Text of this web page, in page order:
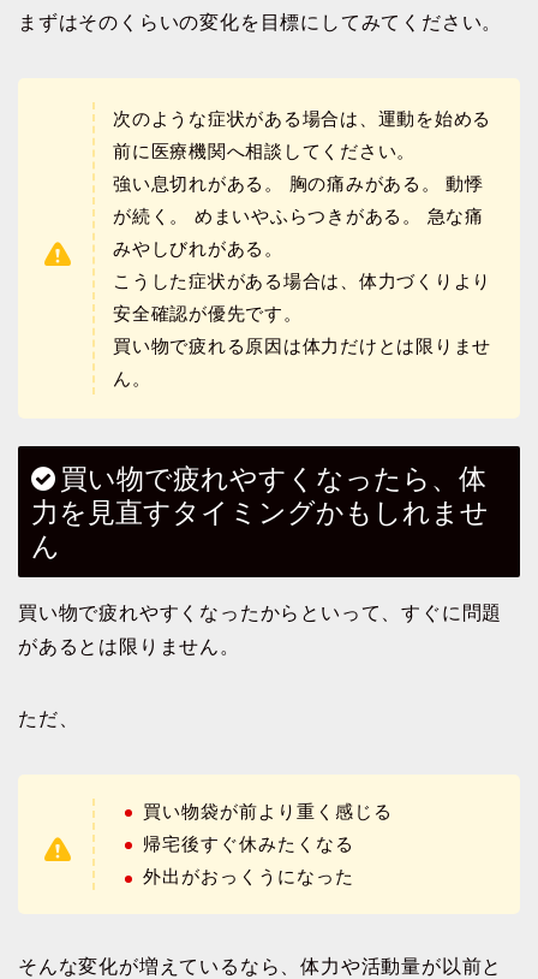
まずはそのくらいの変化を目標にしてみてください。
次のような症状がある場合は、運動を始める
前に医療機関へ相談してください。
強い息切れがある。 胸の痛みがある。 動悸
が続く。 めまいやふらつきがある。 急な痛
みやしびれがある。
こうした症状がある場合は、体力づくりより
安全確認が優先です。
買い物で疲れる原因は体力だけとは限りませ
ん。
買い物で疲れやすくなったら、体
力を見直すタイミングかもしれませ
ん
買い物で疲れやすくなったからといって、すぐに問題
があるとは限りません。
ただ、
買い物袋が前より重く感じる
帰宅後すぐ休みたくなる
外出がおっくうになった
そんな変化が増えているなら、体力や活動量が以前と